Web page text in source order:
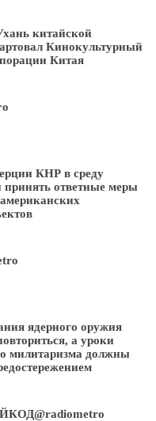
китайской
Кинокультурный
Китая
КНР в среду
ответные меры
ядерного оружия
а уроки
милитаризма должны